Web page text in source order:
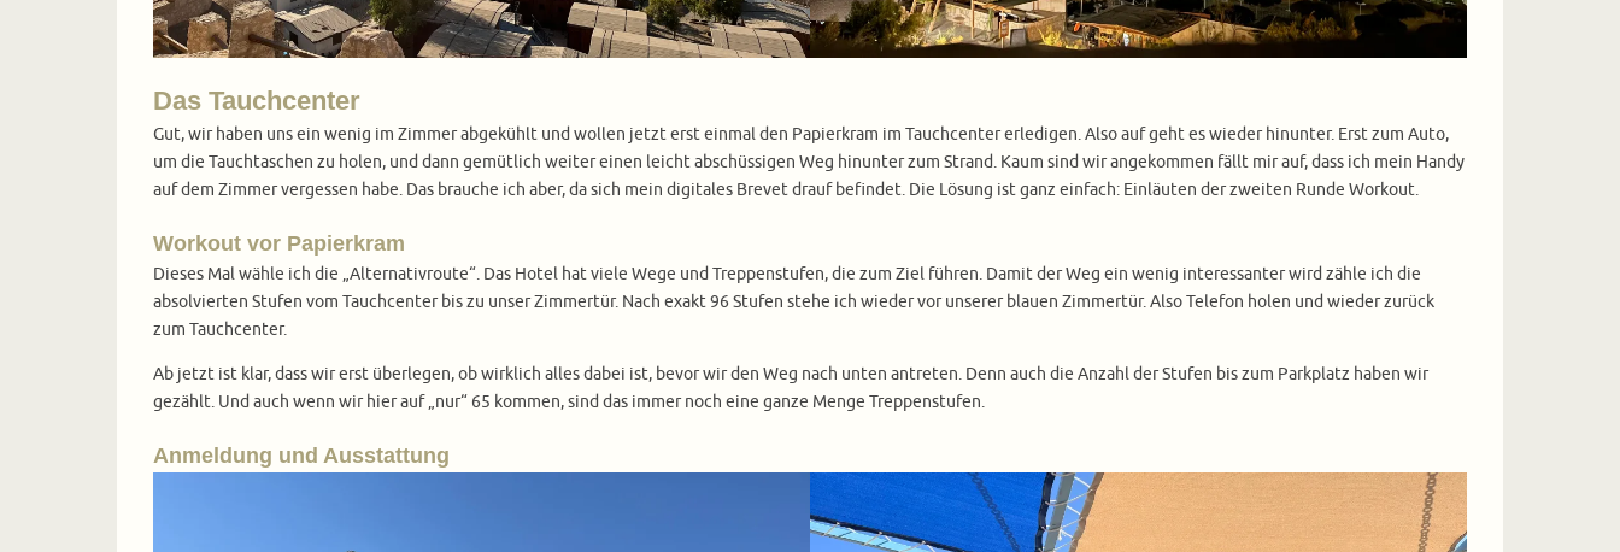
Das Tauchcenter
Gut, wir haben uns ein wenig im Zimmer abgekühlt und wollen jetzt erst einmal den Papierkram im Tauchcenter erledigen. Also auf geht es wieder hinunter. Erst zum Auto,
um die Tauchtaschen zu holen, und dann gemütlich weiter einen leicht abschüssigen Weg hinunter zum Strand. Kaum sind wir angekommen fällt mir auf, dass ich mein Handy
auf dem Zimmer vergessen habe. Das brauche ich aber, da sich mein digitales Brevet drauf befindet. Die Lösung ist ganz einfach: Einläuten der zweiten Runde Workout.
Workout vor Papierkram
Dieses Mal wähle ich die „Alternativroute“. Das Hotel hat viele Wege und Treppenstufen, die zum Ziel führen. Damit der Weg ein wenig interessanter wird zähle ich die
absolvierten Stufen vom Tauchcenter bis zu unser Zimmertür. Nach exakt 96 Stufen stehe ich wieder vor unserer blauen Zimmertür. Also Telefon holen und wieder zurück
zum Tauchcenter.
Ab jetzt ist klar, dass wir erst überlegen, ob wirklich alles dabei ist, bevor wir den Weg nach unten antreten. Denn auch die Anzahl der Stufen bis zum Parkplatz haben wir
gezählt. Und auch wenn wir hier auf „nur“ 65 kommen, sind das immer noch eine ganze Menge Treppenstufen.
Anmeldung und Ausstattung